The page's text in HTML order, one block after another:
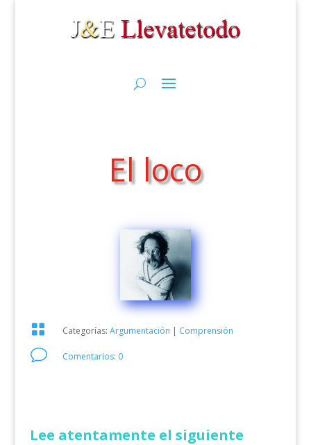
El loco
 Categorías: Argumentación | Comprensión
v Comentarios: 0
Lee atentamente el siguiente